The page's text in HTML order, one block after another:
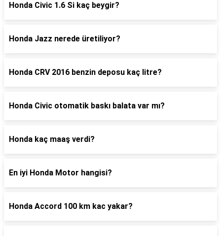
Honda Civic 1.6 Si kaç beygir?
Honda Jazz nerede üretiliyor?
Honda CRV 2016 benzin deposu kaç litre?
Honda Civic otomatik baskı balata var mı?
Honda kaç maaş verdi?
En iyi Honda Motor hangisi?
Honda Accord 100 km kac yakar?